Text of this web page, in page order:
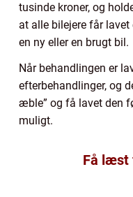
tusinde kroner, og
at alle bilejere får
en ny eller en brugt bil.
Når behandlingen er
efterbehandlinger, og
æble” og få lavet den
muligt.
Få læst